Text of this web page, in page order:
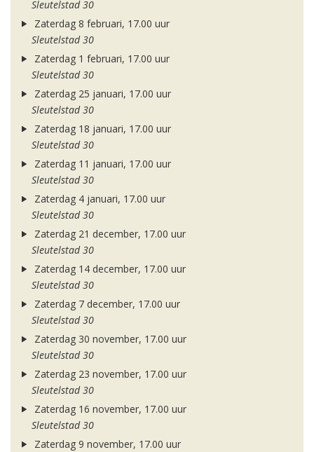
Sleutelstad 30
Zaterdag 8 februari, 17.00 uur
Sleutelstad 30
Zaterdag 1 februari, 17.00 uur
Sleutelstad 30
Zaterdag 25 januari, 17.00 uur
Sleutelstad 30
Zaterdag 18 januari, 17.00 uur
Sleutelstad 30
Zaterdag 11 januari, 17.00 uur
Sleutelstad 30
Zaterdag 4 januari, 17.00 uur
Sleutelstad 30
Zaterdag 21 december, 17.00 uur
Sleutelstad 30
Zaterdag 14 december, 17.00 uur
Sleutelstad 30
Zaterdag 7 december, 17.00 uur
Sleutelstad 30
Zaterdag 30 november, 17.00 uur
Sleutelstad 30
Zaterdag 23 november, 17.00 uur
Sleutelstad 30
Zaterdag 16 november, 17.00 uur
Sleutelstad 30
Zaterdag 9 november, 17.00 uur